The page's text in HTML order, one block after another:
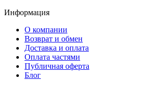
Информация
О компании
Возврат и обмен
Доставка и оплата
Оплата частями
Публичная оферта
Блог